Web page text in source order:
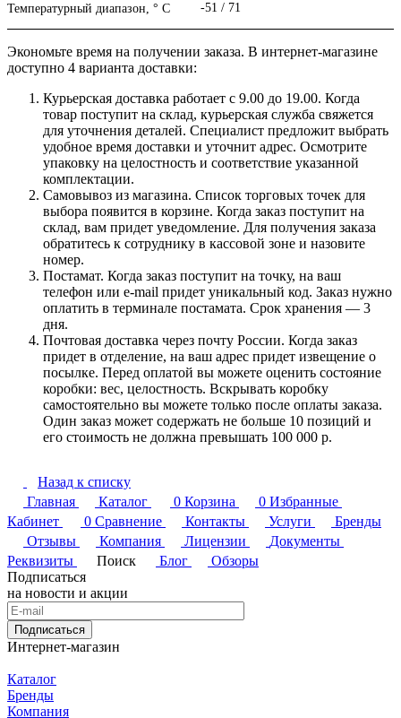
Температурный диапазон, ° C -51 / 71
Экономьте время на получении заказа. В интернет-магазине
доступно 4 варианта доставки:
Курьерская доставка работает с 9.00 до 19.00. Когда
товар поступит на склад, курьерская служба свяжется
для уточнения деталей. Специалист предложит выбрать
удобное время доставки и уточнит адрес. Осмотрите
упаковку на целостность и соответствие указанной
комплектации.
Самовывоз из магазина. Список торговых точек для
выбора появится в корзине. Когда заказ поступит на
склад, вам придет уведомление. Для получения заказа
обратитесь к сотруднику в кассовой зоне и назовите
номер.
Постамат. Когда заказ поступит на точку, на ваш
телефон или e-mail придет уникальный код. Заказ нужно
оплатить в терминале постамата. Срок хранения — 3
дня.
Почтовая доставка через почту России. Когда заказ
придет в отделение, на ваш адрес придет извещение о
посылке. Перед оплатой вы можете оценить состояние
коробки: вес, целостность. Вскрывать коробку
самостоятельно вы можете только после оплаты заказа.
Один заказ может содержать не больше 10 позиций и
его стоимость не должна превышать 100 000 р.
Назад к списку
Главная
Каталог 0 Корзина 0 Избранные
Кабинет
0 Сравнение Контакты Услуги
Бренды
Отзывы
Компания Лицензии
Документы
Реквизиты
Поиск Блог
Обзоры
Подписаться
на новости и акции
Подписаться
Интернет-магазин
Каталог
Бренды
Компания